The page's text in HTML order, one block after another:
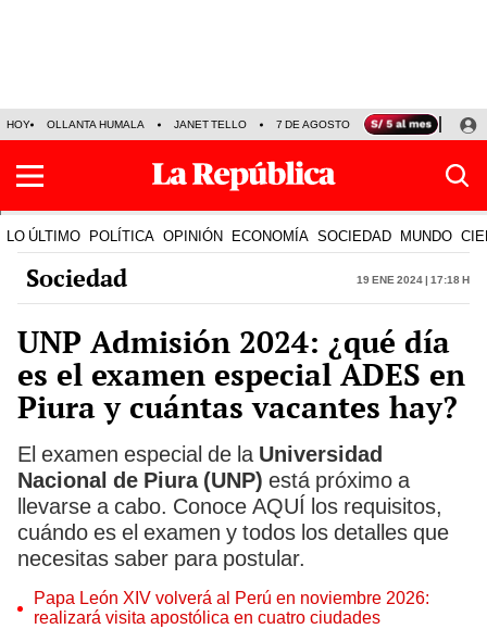
HOY OLLANTA HUMALA JANET TELLO 7 DE AGOSTO TINKA RESULTADOS
LO ÚLTIMO POLÍTICA OPINIÓN ECONOMÍA SOCIEDAD MUNDO
Sociedad 19 Ene 2024 | 17:18 h
UNP Admisión 2024: ¿qué día
es el examen especial ADES en
Piura y cuántas vacantes hay?
El examen especial de la Universidad
Nacional de Piura (UNP) está próximo a
llevarse a cabo. Conoce AQUÍ los requisitos,
cuándo es el examen y todos los detalles que
necesitas saber para postular.
Papa León XIV volverá al Perú en noviembre 2026:
realizará visita apostólica en cuatro ciudades